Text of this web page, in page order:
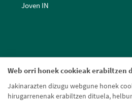
Web orri honek cookieak erabiltzen
Jakinarazten dizugu webgune honek
hirugarrenenak erabiltzen dituela,
Joven IN